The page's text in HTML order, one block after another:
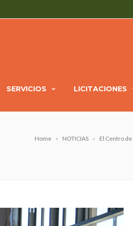
SERVICIOS LICITACIONES
Home NOTICIAS El Centro